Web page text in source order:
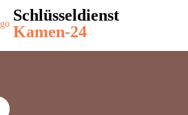
Schlüsseldienst
Kamen-24